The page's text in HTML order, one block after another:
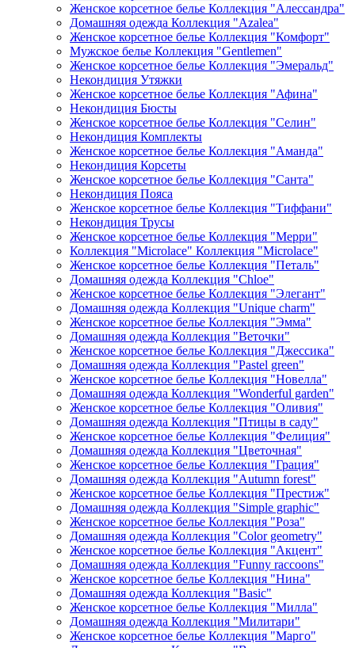
Женское корсетное белье Коллекция "Алессандра"
Домашняя одежда Коллекция "Azalea"
Женское корсетное белье Коллекция "Комфорт"
Мужское белье Коллекция "Gentlemen"
Женское корсетное белье Коллекция "Эмеральд"
Некондиция Утяжки
Женское корсетное белье Коллекция "Афина"
Некондиция Бюсты
Женское корсетное белье Коллекция "Селин"
Некондиция Комплекты
Женское корсетное белье Коллекция "Аманда"
Некондиция Корсеты
Женское корсетное белье Коллекция "Санта"
Некондиция Пояса
Женское корсетное белье Коллекция "Тиффани"
Некондиция Трусы
Женское корсетное белье Коллекция "Мерри"
Коллекция "Microlace" Коллекция "Microlace"
Женское корсетное белье Коллекция "Петаль"
Домашняя одежда Коллекция "Chloe"
Женское корсетное белье Коллекция "Элегант"
Домашняя одежда Коллекция "Unique charm"
Женское корсетное белье Коллекция "Эмма"
Домашняя одежда Коллекция "Веточки"
Женское корсетное белье Коллекция "Джессика"
Домашняя одежда Коллекция "Pastel green"
Женское корсетное белье Коллекция "Новелла"
Домашняя одежда Коллекция "Wonderful garden"
Женское корсетное белье Коллекция "Оливия"
Домашняя одежда Коллекция "Птицы в саду"
Женское корсетное белье Коллекция "Фелиция"
Домашняя одежда Коллекция "Цветочная"
Женское корсетное белье Коллекция "Грация"
Домашняя одежда Коллекция "Autumn forest"
Женское корсетное белье Коллекция "Престиж"
Домашняя одежда Коллекция "Simple graphic"
Женское корсетное белье Коллекция "Роза"
Домашняя одежда Коллекция "Color geometry"
Женское корсетное белье Коллекция "Акцент"
Домашняя одежда Коллекция "Funny raccoons"
Женское корсетное белье Коллекция "Нина"
Домашняя одежда Коллекция "Basic"
Женское корсетное белье Коллекция "Милла"
Домашняя одежда Коллекция "Милитари"
Женское корсетное белье Коллекция "Марго"